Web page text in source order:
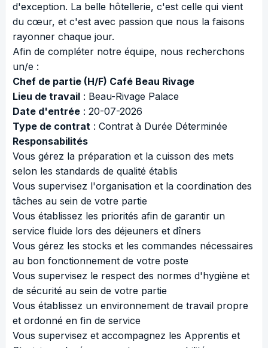
d'exception. La belle hôtellerie, c'est celle qui vient
du cœur, et c'est avec passion que nous la faisons
rayonner chaque jour.
Afin de compléter notre équipe, nous recherchons
un/e :
Chef de partie (H/F) Café Beau Rivage
Lieu de travail : Beau-Rivage Palace
Date d'entrée : 20-07-2026
Type de contrat : Contrat à Durée Déterminée
Responsabilités
Vous gérez la préparation et la cuisson des mets
selon les standards de qualité établis
Vous supervisez l'organisation et la coordination des
tâches au sein de votre partie
Vous établissez les priorités afin de garantir un
service fluide lors des déjeuners et dîners
Vous gérez les stocks et les commandes nécessaires
au bon fonctionnement de votre poste
Vous supervisez le respect des normes d'hygiène et
de sécurité au sein de votre partie
Vous établissez un environnement de travail propre
et ordonné en fin de service
Vous supervisez et accompagnez les Apprentis et